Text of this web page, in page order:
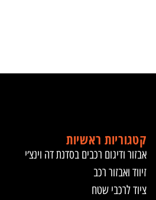
קטגוריות ראשיות
אבזור ודיגום רכבים בסדנת דה וינצ׳י
זיווד ואבזור רכב
ציוד לרכבי שטח